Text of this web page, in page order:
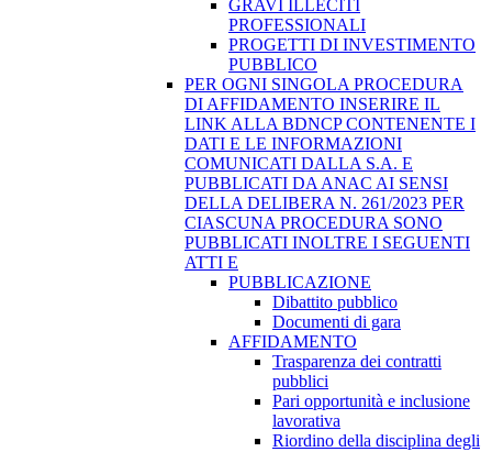
GRAVI ILLECITI
PROFESSIONALI
PROGETTI DI INVESTIMENTO
PUBBLICO
PER OGNI SINGOLA PROCEDURA
DI AFFIDAMENTO INSERIRE IL
LINK ALLA BDNCP CONTENENTE I
DATI E LE INFORMAZIONI
COMUNICATI DALLA S.A. E
PUBBLICATI DA ANAC AI SENSI
DELLA DELIBERA N. 261/2023 PER
CIASCUNA PROCEDURA SONO
PUBBLICATI INOLTRE I SEGUENTI
ATTI E
PUBBLICAZIONE
Dibattito pubblico
Documenti di gara
AFFIDAMENTO
Trasparenza dei contratti
pubblici
Pari opportunità e inclusione
lavorativa
Riordino della disciplina degli